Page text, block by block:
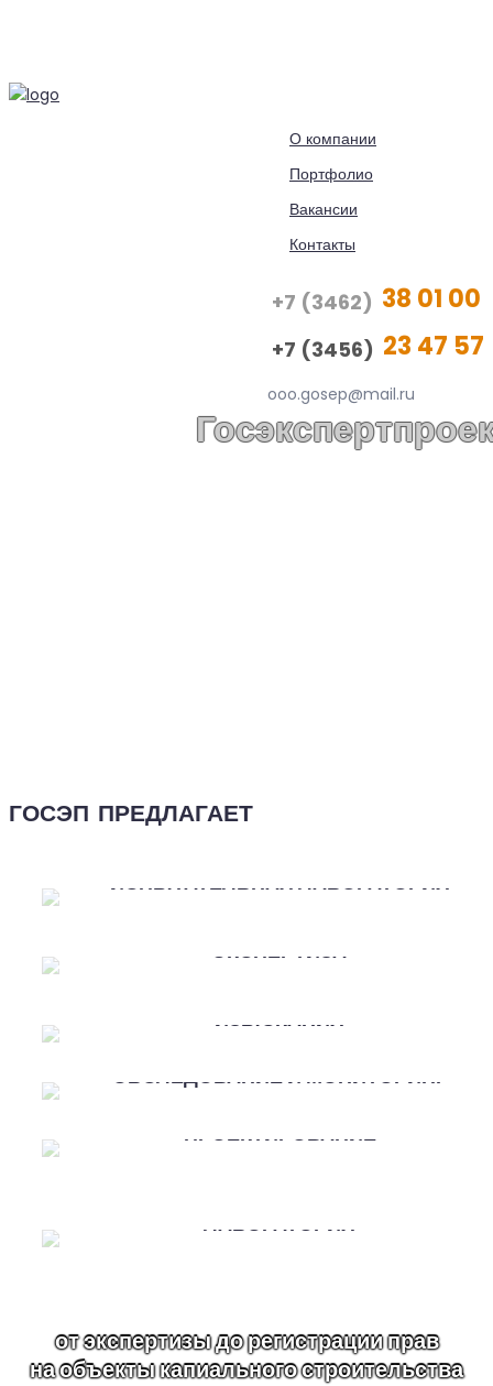
О компании
Портфолио
Вакансии
Контакты
+7 (3462) 38 01 00
+7 (3456) 23 47 57
ooo.gosep@mail.ru
ГОСЭП ПРЕДЛАГАЕТ
ИСПЫТАТЕЛЬНАЯ ЛАБОРАТОРИЯ
ЭКСПЕРТИЗА
ИЗЫСКАНИЯ
ОБСЛЕДОВАНИЕ И МОНИТОРИНГ
ПРОЕКТИРОВАНИЕ
ЛАБОРАТОРИЯ
от экспертизы до регистрации прав
на объекты капиального строительства